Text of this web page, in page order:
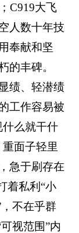
C919大飞
人数十年技
奉献和坚
的丰碑。
绩、轻潜绩
工作容易被
什么就干什
面子轻里
急于刷存在
着私利“小
不在乎群
视范围”内